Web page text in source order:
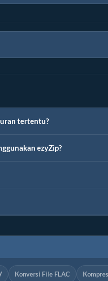
tertentu?
ezyZip?
Konversi File FLAC